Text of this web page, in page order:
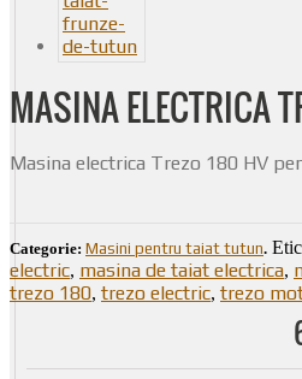
MASINA ELECTRICA
Masina electrica Trezo 180 HV
Categorie: Masini pentru taiat tutun.
electric, masina de taiat electrica,
trezo 180, trezo electric, trezo